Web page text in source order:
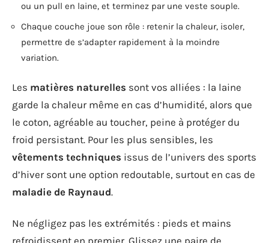
ou un pull en laine, et terminez par une veste souple.
Chaque couche joue son rôle : retenir la chaleur, isoler,
permettre de s’adapter rapidement à la moindre
variation.
Les matières naturelles sont vos alliées : la laine
garde la chaleur même en cas d’humidité, alors que
le coton, agréable au toucher, peine à protéger du
froid persistant. Pour les plus sensibles, les
vêtements techniques issus de l’univers des sports
d’hiver sont une option redoutable, surtout en cas de
maladie de Raynaud.
Ne négligez pas les extrémités : pieds et mains
refroidissent en premier. Glissez une paire de